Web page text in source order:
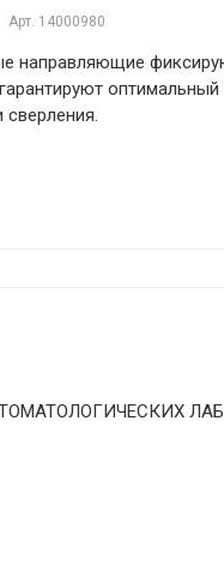
Арт. 14000980
направляющие
оптимальный